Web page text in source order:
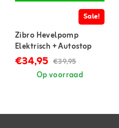
Sale!
Zibro Hevelpomp
Elektrisch + Autostop
€34,95 €39,95
Op voorraad